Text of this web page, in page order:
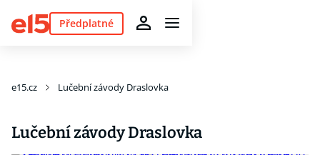
Předplatné
e15.cz Lučební závody Draslovka
Lučební závody Draslovka